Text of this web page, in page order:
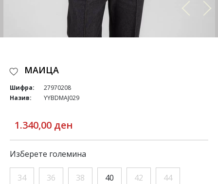
МАИЦА
Шифра:
27970208
Назив:
YYBDMAJ029
1.340,00 ден
Изберете големина
34 36 38 40 42 44